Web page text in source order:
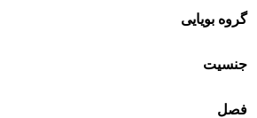
گروه بویایی
جنسیت
فصل